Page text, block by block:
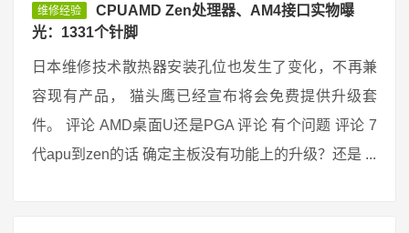
维修经验
CPUAMD Zen处理器、AM4接口实物曝
光：1331个针脚
日本维修技术散热器安装孔位也发生了变化，不再兼
容现有产品， 猫头鹰已经宣布将会免费提供升级套
件。 评论 AMD桌面U还是PGA 评论 有个问题 评论 7
代apu到zen的话 确定主板没有功能上的升级？还是 ...